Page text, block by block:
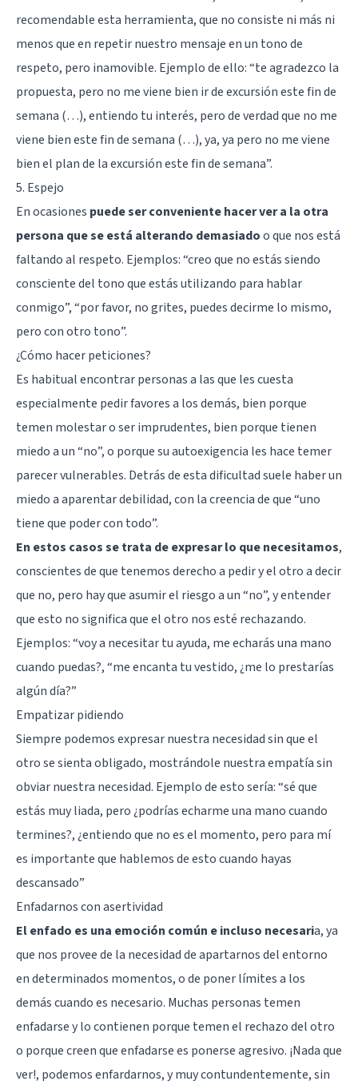
recomendable esta herramienta, que no consiste ni más ni
menos que en repetir nuestro mensaje en un tono de
respeto, pero inamovible. Ejemplo de ello: “te agradezco la
propuesta, pero no me viene bien ir de excursión este fin de
semana (…), entiendo tu interés, pero de verdad que no me
viene bien este fin de semana (…), ya, ya pero no me viene
bien el plan de la excursión este fin de semana”.
5. Espejo
En ocasiones puede ser conveniente hacer ver a la otra
persona que se está alterando demasiadoo que nos está
faltando al respeto. Ejemplos: “creo que no estás siendo
consciente del tono que estás utilizando para hablar
conmigo”, “por favor, no grites, puedes decirme lo mismo,
pero con otro tono”.
¿Cómo hacer peticiones?
Es habitual encontrar personas a las que les cuesta
especialmente pedir favores a los demás, bien porque
temen molestar o ser imprudentes, bien porque tienen
miedo a un “no”, o porque su autoexigencia les hace temer
parecer vulnerables. Detrás de esta dificultad suele haber un
miedo a aparentar debilidad, con la creencia de que “uno
tiene que poder con todo”.
En estos casos se trata de expresar lo que necesitamos,
conscientes de que tenemos derecho a pedir y el otro a decir
que no, pero hay que asumir el riesgo a un “no”, y entender
que esto no significa que el otro nos esté rechazando.
Ejemplos: “voy a necesitar tu ayuda, me echarás una mano
cuando puedas?, “me encanta tu vestido, ¿me lo prestarías
algún día?”
Empatizar pidiendo
Siempre podemos expresar nuestra necesidad sin que el
otro se sienta obligado, mostrándole nuestra empatía sin
obviar nuestra necesidad. Ejemplo de esto sería: “sé que
estás muy liada, pero ¿podrías echarme una mano cuando
termines?, ¿entiendo que no es el momento, pero para mí
es importante que hablemos de esto cuando hayas
descansado”
Enfadarnos con asertividad
El enfado es una emoción común e incluso necesaria, ya
que nos provee de la necesidad de apartarnos del entorno
en determinados momentos, o de poner límites a los
demás cuando es necesario. Muchas personas temen
enfadarse y lo contienen porque temen el rechazo del otro
o porque creen que enfadarse es ponerse agresivo. ¡Nada que
ver!, podemos enfardarnos, y muy contundentemente, sin